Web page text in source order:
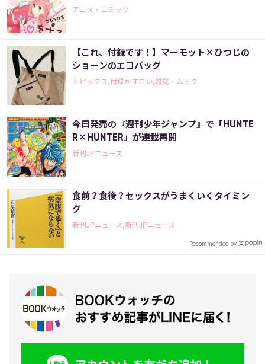
アニメ・コミック
【これ、付録です！】マーモット×ひつじの
ショーンのエコバッグ
トピックス,付録がすごい,雑誌・ムック
今日発売の『週刊少年ジャンプ』で「HUNTE
R×HUNTER」が連載再開
新刊JPニュース
食前？食後？セックスがうまくいくタイミン
グ
新刊JPニュース,新刊JPニュース
Recommended by